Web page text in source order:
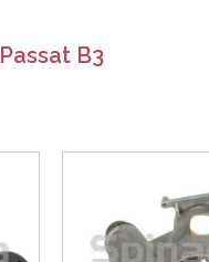
Passat B3